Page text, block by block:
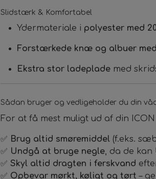
Slidstærk & Komfortabel
Ydermateriale i polyester med
Forstærkede knæ og albuer
Ekstra stor ladeplade med
Sådan bruger og vedligeholder du din
For at få mest muligt ud af din
✅ Brug altid smøremiddel (f.eks.
✅ Undgå at bruge negle , da de
✅ Skyl altid dragten i ferskvand
✅ Opbevar mørkt, køligt og tørt –